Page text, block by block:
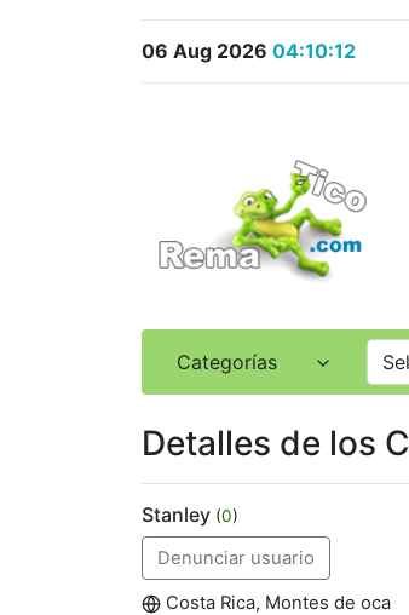
06 Aug 2026 04:10:12
Categorías
Detalles de los
Stanley (0)
Denunciar usuario
Costa Rica, Montes de oca